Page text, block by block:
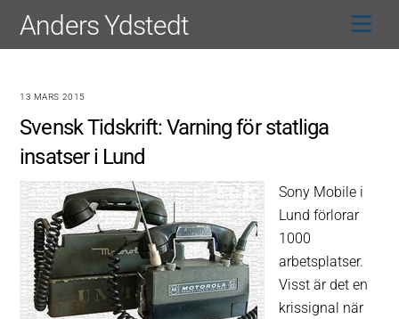
Anders Ydstedt
13 MARS 2015
Svensk Tidskrift: Varning för statliga
insatser i Lund
Sony Mobile i
Lund förlorar
1000
arbetsplatser.
Visst är det en
krissignal när